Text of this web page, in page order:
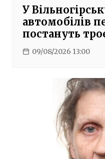
У
автомобілів
постануть
09/08/2026 13:00